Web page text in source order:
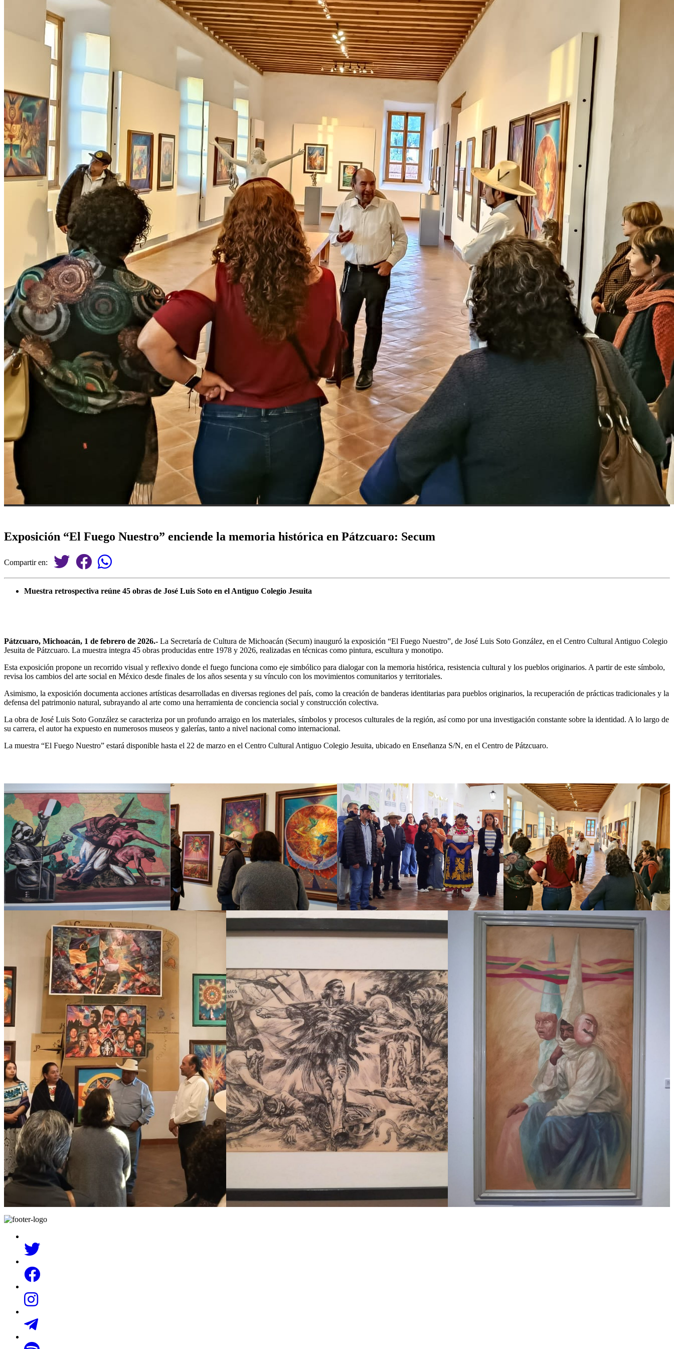
Exposición “El Fuego Nuestro” enciende la memoria histórica en Pátzcuaro: Secum
Compartir en:
Muestra retrospectiva reúne 45 obras de José Luis Soto en el Antiguo Colegio Jesuita
Pátzcuaro, Michoacán, 1 de febrero de 2026.- La Secretaría de Cultura de Michoacán (Secum) inauguró la exposición “El Fuego Nuestro”, de José Luis Soto González, en el Centro Cultural Antiguo Colegio
Jesuita de Pátzcuaro. La muestra integra 45 obras producidas entre 1978 y 2026, realizadas en técnicas como pintura, escultura y monotipo.
Esta exposición propone un recorrido visual y reflexivo donde el fuego funciona como eje simbólico para dialogar con la memoria histórica, resistencia cultural y los pueblos originarios. A partir de este símbolo,
revisa los cambios del arte social en México desde finales de los años sesenta y su vínculo con los movimientos comunitarios y territoriales.
Asimismo, la exposición documenta acciones artísticas desarrolladas en diversas regiones del país, como la creación de banderas identitarias para pueblos originarios, la recuperación de prácticas tradicionales y la
defensa del patrimonio natural, subrayando al arte como una herramienta de conciencia social y construcción colectiva.
La obra de José Luis Soto González se caracteriza por un profundo arraigo en los materiales, símbolos y procesos culturales de la región, así como por una investigación constante sobre la identidad. A lo largo de
su carrera, el autor ha expuesto en numerosos museos y galerías, tanto a nivel nacional como internacional.
La muestra “El Fuego Nuestro” estará disponible hasta el 22 de marzo en el Centro Cultural Antiguo Colegio Jesuita, ubicado en Enseñanza S/N, en el Centro de Pátzcuaro.